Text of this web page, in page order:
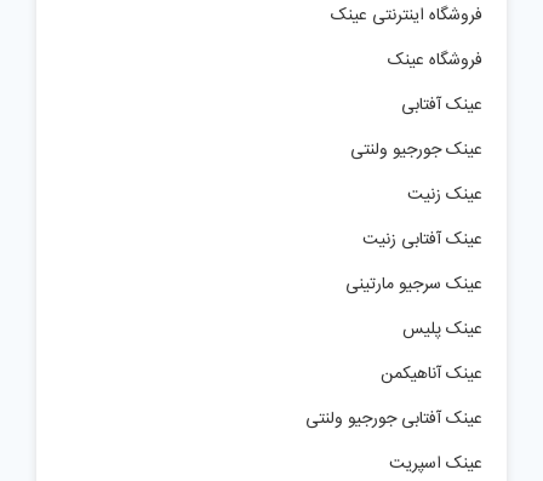
فروشگاه اینترنتی عینک
فروشگاه عینک
عینک آفتابی
عینک جورجیو ولنتی
عینک زنیت
عینک آفتابی زنیت
عینک سرجیو مارتینی
عینک پلیس
عینک آناهیکمن
عینک آفتابی جورجیو ولنتی
عینک اسپریت